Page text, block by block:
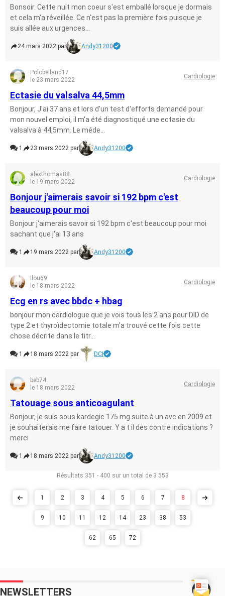
Bonsoir. Cette nuit mon coeur s'est emballé lorsque je dormais
et cela m'a réveillée. Ce n'est pas la première fois puisque je
suis allée aux urgences...
24 mars 2022 par Andy31200
Polobelland17
le 23 mars 2022
Cardiologie
Ectasie du valsalva 44,5mm
Bonjour, J'ai 37 ans et lors d'un test d'efforts demandé pour
mon nouvel emploi, il m'a été diagnostiqué une ectasie du
valsalva à 44,5mm. Le méde...
1 23 mars 2022 par Andy31200
alexthomas88
le 19 mars 2022
Cardiologie
Bonjour j'aimerais savoir si 192 bpm c'est
beaucoup pour moi
Bonjour j'aimerais savoir si 192 bpm c'est beaucoup pour moi
sachant que j'ai 13 ans
1 19 mars 2022 par Andy31200
Ilou69
le 18 mars 2022
Cardiologie
Ecg en rs avec bbdc + hbag
bonjour mon cardiologue que je vois tous les 2 ans pour DID de
type 2 et thyroïdectomie totale m'a trouvé cette fois cette
chose décrite dans le titr...
1 18 mars 2022 par DCI
beb74
le 18 mars 2022
Cardiologie
Tatouage sous anticoagulant
Bonjour, je suis sous kardegic 175 mg suite à un avc en 2009 et
je souhaiterais me faire tatouer. Y a t il des contre indications ?
merci
1 18 mars 2022 par Andy31200
Résultats 351 - 400 sur un total de 3 553
1 2 3 4 5 6 7 8
9 10 11 12 14 23 38 53
62 65 72
NEWSLETTERS